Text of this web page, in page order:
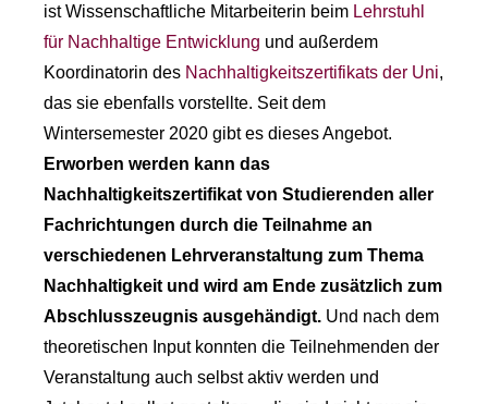
ist Wissenschaftliche Mitarbeiterin beim Lehrstuhl
für Nachhaltige Entwicklung und außerdem
Koordinatorin des Nachhaltigkeitszertifikats der Uni,
das sie ebenfalls vorstellte. Seit dem
Wintersemester 2020 gibt es dieses Angebot.
Erworben werden kann das
Nachhaltigkeitszertifikat von Studierenden aller
Fachrichtungen durch die Teilnahme an
verschiedenen Lehrveranstaltung zum Thema
Nachhaltigkeit und wird am Ende zusätzlich zum
Abschlusszeugnis ausgehändigt. Und nach dem
theoretischen Input konnten die Teilnehmenden der
Veranstaltung auch selbst aktiv werden und